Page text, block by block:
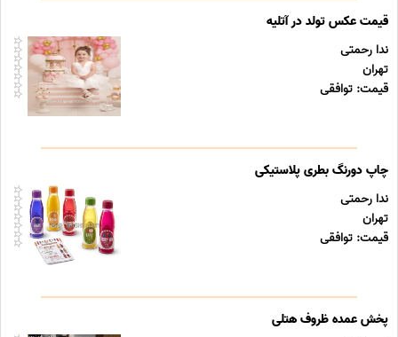
قیمت عکس تولد در آتلیه
ندا رحمتی
تهران
قیمت: توافقی
چاپ دورنگ بطری پلاستیکی
ندا رحمتی
تهران
قیمت: توافقی
پخش عمده ظروف هتلی